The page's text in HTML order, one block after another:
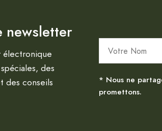
newsletter
électronique
des
des conseils
* Nous ne
promettons.